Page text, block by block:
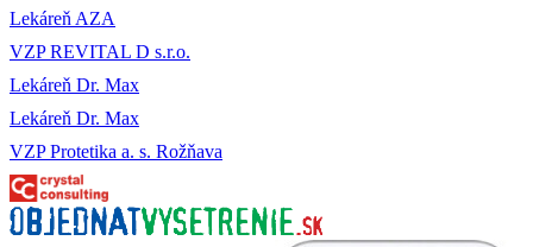
Lekáreň AZA
VZP REVITAL D s.r.o.
Lekáreň Dr. Max
Lekáreň Dr. Max
VZP Protetika a. s. Rožňava